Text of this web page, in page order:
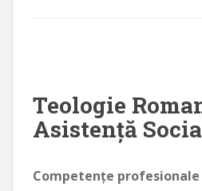
Teologie
Asistenţă
Competenţe profesionale